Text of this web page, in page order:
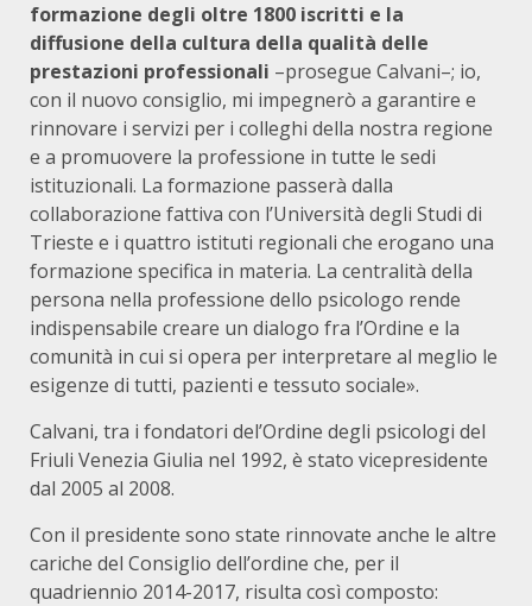
formazione degli oltre 1800 iscritti e la
diffusione della cultura della qualità delle
prestazioni professionali –prosegue Calvani–; io,
con il nuovo consiglio, mi impegnerò a garantire e
rinnovare i servizi per i colleghi della nostra regione
e a promuovere la professione in tutte le sedi
istituzionali. La formazione passerà dalla
collaborazione fattiva con l’Università degli Studi di
Trieste e i quattro istituti regionali che erogano una
formazione specifica in materia. La centralità della
persona nella professione dello psicologo rende
indispensabile creare un dialogo fra l’Ordine e la
comunità in cui si opera per interpretare al meglio le
esigenze di tutti, pazienti e tessuto sociale».
Calvani, tra i fondatori del’Ordine degli psicologi del
Friuli Venezia Giulia nel 1992, è stato vicepresidente
dal 2005 al 2008.
Con il presidente sono state rinnovate anche le altre
cariche del Consiglio dell’ordine che, per il
quadriennio 2014-2017, risulta così composto: